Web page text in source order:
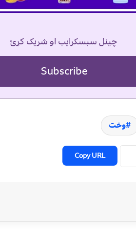
چینل سبسکرایب او شریک کړئ
Subscribe
وخت
Copy URL